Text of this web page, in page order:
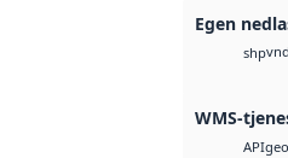
Egen
shp
WMS-
API